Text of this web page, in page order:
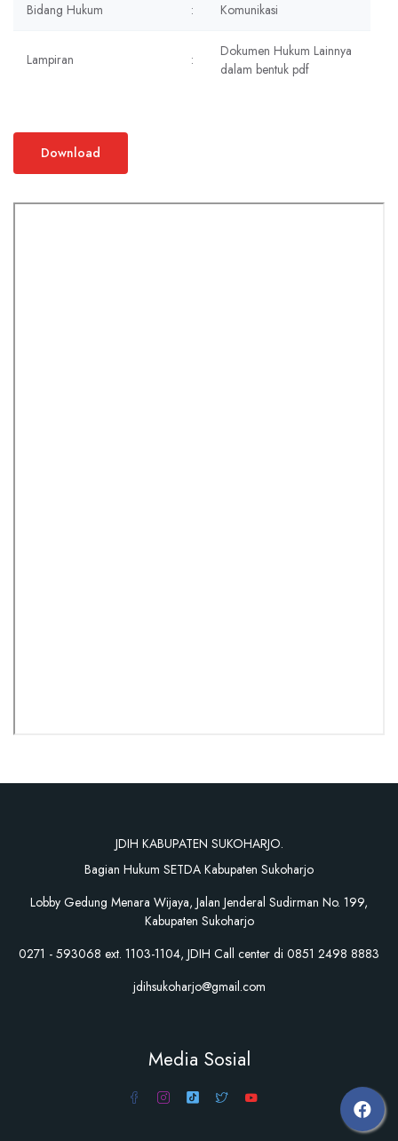
Bidang Hukum : Komunikasi
Lampiran :
Dokumen Hukum Lainnya
dalam bentuk pdf
Download
JDIH KABUPATEN SUKOHARJO.
Bagian Hukum SETDA Kabupaten Sukoharjo
Lobby Gedung Menara Wijaya, Jalan Jenderal Sudirman No. 199,
Kabupaten Sukoharjo
0271 - 593068 ext. 1103-1104, JDIH Call center di 0851 2498 8883
jdihsukoharjo@gmail.com
Media Sosial